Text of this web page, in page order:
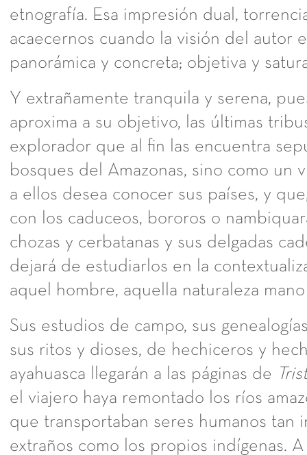
etnografía. Esa impresión dual,
acaecernos cuando la visión del autor
panorámica y concreta; objetiva y
Y extrañamente tranquila y serena,
aproxima a su objetivo, las últimas
explorador que al fin las encuentra
bosques del Amazonas, sino como un
a ellos desea conocer sus países, y
con los caduceos, bororos o
chozas y cerbatanas y sus delgadas
dejará de estudiarlos en la
aquel hombre, aquella naturaleza mano
Sus estudios de campo, sus
sus ritos y dioses, de hechiceros y
ayahuasca llegarán a las páginas de
el viajero haya remontado los ríos
que transportaban seres humanos tan
extraños como los propios indígenas.